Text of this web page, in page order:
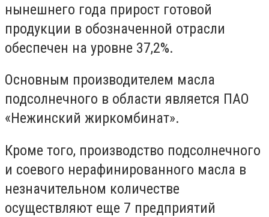
нынешнего года прирост готовой
продукции в обозначенной отрасли
обеспечен на уровне 37,2%.
Основным производителем масла
подсолнечного в области является ПАО
«Нежинский жиркомбинат».
Кроме того, производство подсолнечного
и соевого нерафинированного масла в
незначительном количестве
осуществляют еще 7 предприятий